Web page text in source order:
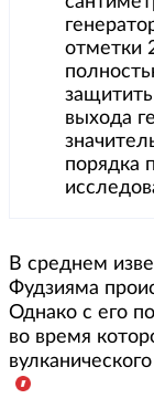
отметки
выхода
порядка
В среднем
Фудзияма
Однако с его
во время